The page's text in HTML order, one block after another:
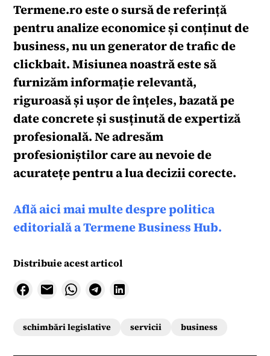
Termene.roeste o sursă de referință
pentru analize economice și conținut de
business, nu un generator de trafic de
clickbait. Misiunea noastră este să
furnizăm informație relevantă,
riguroasă și ușor de înțeles, bazată pe
date concrete și susținută de expertiză
profesională. Ne adresăm
profesioniștilor care au nevoie de
acuratețe pentru a lua decizii corecte.
Află aici mai multe despre politica
editorială a Termene Business Hub.
Distribuie acest articol
schimbări legislative servicii business